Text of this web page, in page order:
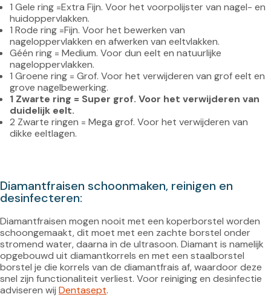
1 Gele ring =Extra Fijn. Voor het voorpolijster van nagel- en
huidoppervlakken.
1 Rode ring =Fijn. Voor het bewerken van
nageloppervlakken en afwerken van eeltvlakken.
Géén ring = Medium. Voor dun eelt en natuurlijke
nageloppervlakken.
1 Groene ring = Grof. Voor het verwijderen van grof eelt en
grove nagelbewerking.
1 Zwarte ring = Super grof. Voor het verwijderen van
duidelijk eelt.
2 Zwarte ringen = Mega grof. Voor het verwijderen van
dikke eeltlagen.
Diamantfraisen schoonmaken, reinigen en
desinfecteren:
Diamantfraisen mogen nooit met een koperborstel worden
schoongemaakt, dit moet met een zachte borstel onder
stromend water, daarna in de ultrasoon. Diamant is namelijk
opgebouwd uit diamantkorrels en met een staalborstel
borstel je die korrels van de diamantfrais af, waardoor deze
snel zijn functionaliteit verliest. Voor reiniging en desinfectie
adviseren wij Dentasept